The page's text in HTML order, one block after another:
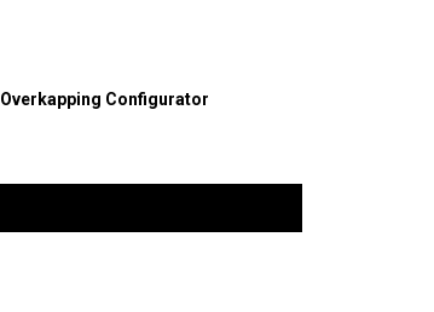
Overkapping Configurator